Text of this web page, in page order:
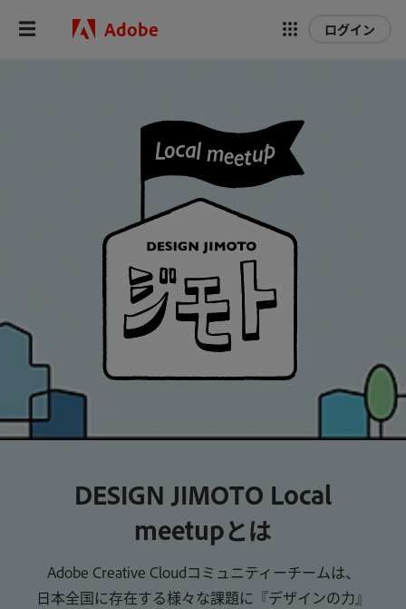
Adobe ログイン
DESIGN JIMOTO Local
meetupとは
Adobe Creative Cloudコミュニティーチームは、
日本全国に存在する様々な課題に 『デザインの力』